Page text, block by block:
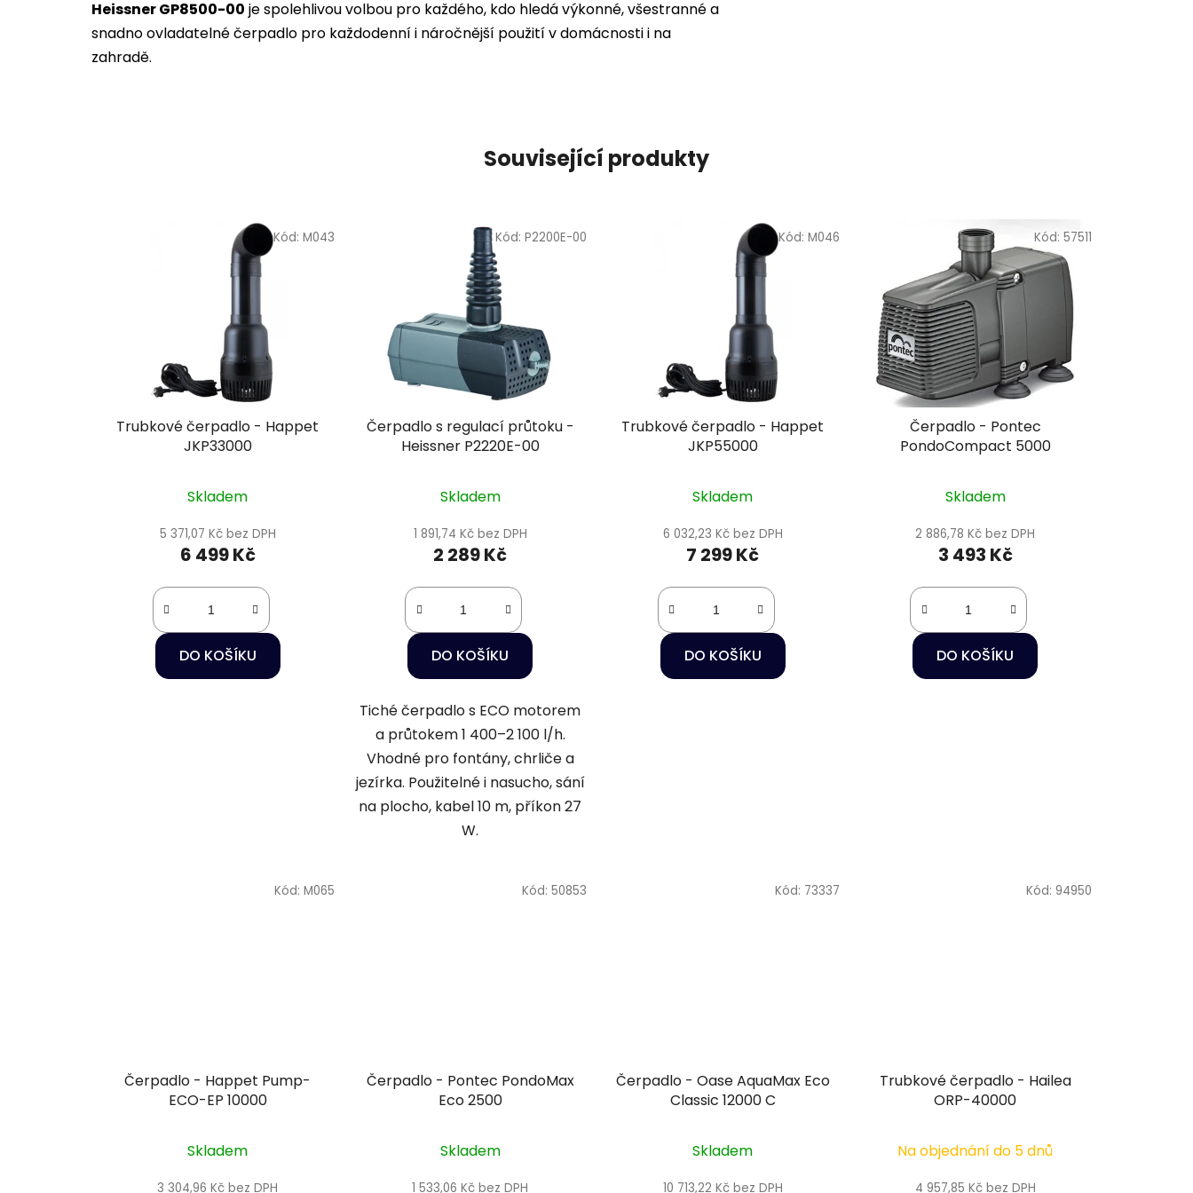
Heissner GP8500-00 je spolehlivou volbou pro každého, kdo hledá výkonné, všestranné a
snadno ovladatelné čerpadlo pro každodenní i náročnější použití v domácnosti i na
zahradě.
Související produkty
Trubkové čerpadlo - Happet
JKP33000
Skladem
5 371,07 Kč bez DPH
6 499 Kč
DO KOŠÍKU
Kód: M043
Čerpadlo s regulací průtoku -
Heissner P2220E-00
Skladem
1 891,74 Kč bez DPH
2 289 Kč
DO KOŠÍKU
Tiché čerpadlo s ECO motorem
a průtokem 1 400–2 100 l/h.
Vhodné pro fontány, chrliče a
jezírka. Použitelné i nasucho, sání
na plocho, kabel 10 m, příkon 27
W.
Kód: P2200E-00
Trubkové čerpadlo - Happet
JKP55000
Skladem
6 032,23 Kč bez DPH
7 299 Kč
DO KOŠÍKU
Kód: M046
Čerpadlo - Pontec
PondoCompact 5000
Skladem
2 886,78 Kč bez DPH
3 493 Kč
DO KOŠÍKU
Kód: 57511
Čerpadlo - Happet Pump-
ECO-EP 10000
Skladem
3 304,96 Kč bez DPH
Kód: M065
Čerpadlo - Pontec PondoMax
Eco 2500
Skladem
1 533,06 Kč bez DPH
Kód: 50853
Čerpadlo - Oase AquaMax Eco
Classic 12000 C
Skladem
10 713,22 Kč bez DPH
Kód: 73337
Trubkové čerpadlo - Hailea
ORP-40000
Na objednání do 5 dnů
4 957,85 Kč bez DPH
Kód: 94950